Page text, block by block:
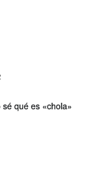
qué es «chola»